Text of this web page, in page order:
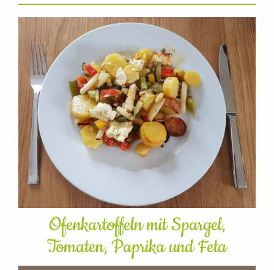
Ofenkartoffeln mit Spargel,
Tomaten, Paprika und Feta